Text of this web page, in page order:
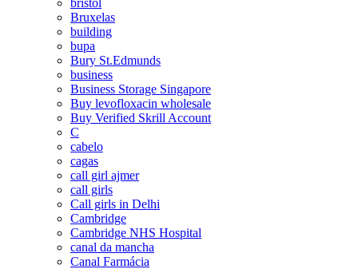
Bruxelas
building
bupa
Bury St.Edmunds
business
Business Storage Singapore
Buy levofloxacin wholesale
Buy Verified Skrill Account
C
cabelo
cagas
call girl ajmer
call girls
Call girls in Delhi
Cambridge
Cambridge NHS Hospital
canal da mancha
Canal Farmácia